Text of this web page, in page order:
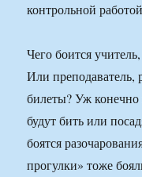
контрольной
Чего боится
Или преподаватель,
билеты? Уж конечно
будут бить или
боятся
прогулки» тоже